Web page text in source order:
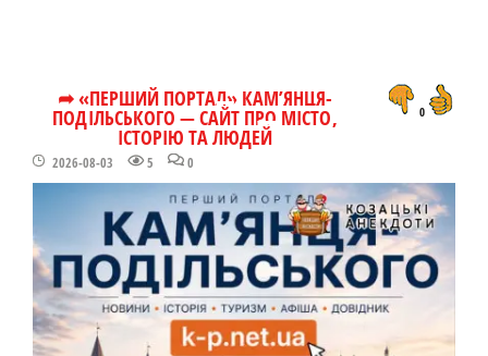
➦ «ПЕРШИЙ ПОРТАЛ» КАМ’ЯНЦЯ-
ПОДІЛЬСЬКОГО — САЙТ ПРО МІСТО,
ІСТОРІЮ ТА ЛЮДЕЙ
2026-08-03 5 0
0